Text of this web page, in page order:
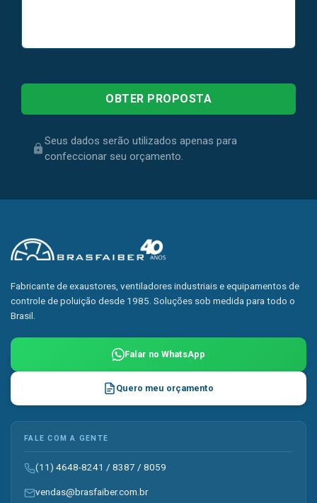
Seus dados serão utilizados apenas para
confeccionar seu orçamento.
Fabricante de exaustores, ventiladores industriais e equipamentos de
controle de poluição desde 1985. Soluções sob medida para todo o
Brasil.
Falar no WhatsApp
Quero meu orçamento
FALE COM A GENTE
(11) 4648-8241 / 8387 / 8059
vendas@brasfaiber.com.br